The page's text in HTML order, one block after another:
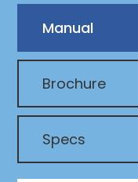
Manual
Brochure
Specs